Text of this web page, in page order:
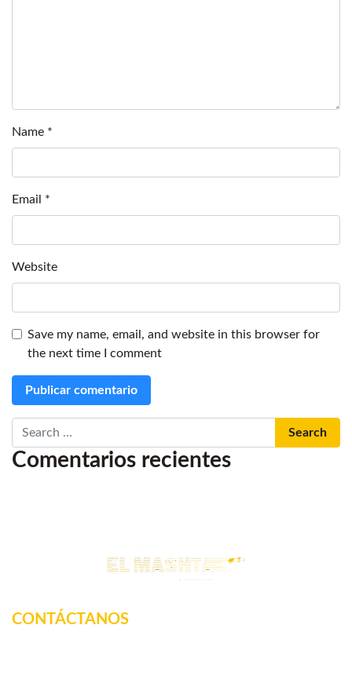
Name *
Email *
Website
Save my name, email, and website in this browser for
the next time I comment
Search
Comentarios recientes
CONTÁCTANOS